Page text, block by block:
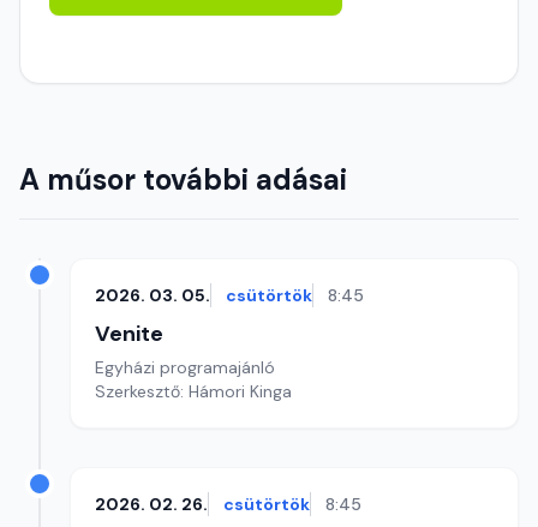
A műsor további adásai
2026. 03. 05. csütörtök 8:45
Venite
Egyházi programajánló
Szerkesztő: Hámori Kinga
2026. 02. 26. csütörtök 8:45